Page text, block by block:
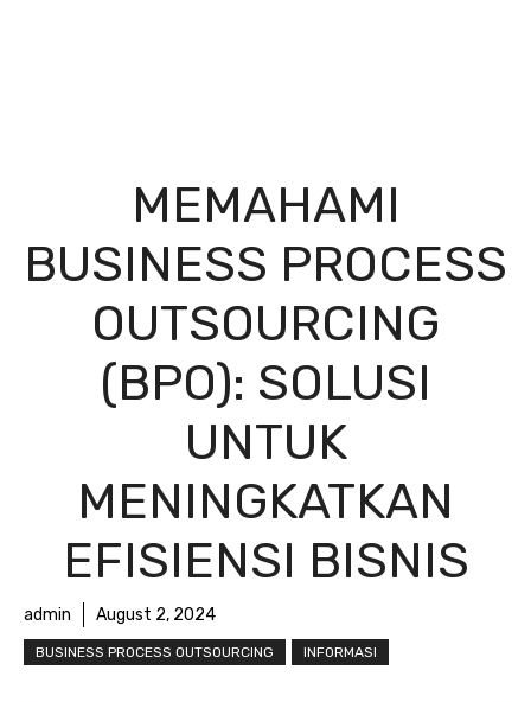
MEMAHAMI
BUSINESS PROCESS
OUTSOURCING
(BPO): SOLUSI
UNTUK
MENINGKATKAN
EFISIENSI BISNIS
admin August 2, 2024
BUSINESS PROCESS OUTSOURCING INFORMASI